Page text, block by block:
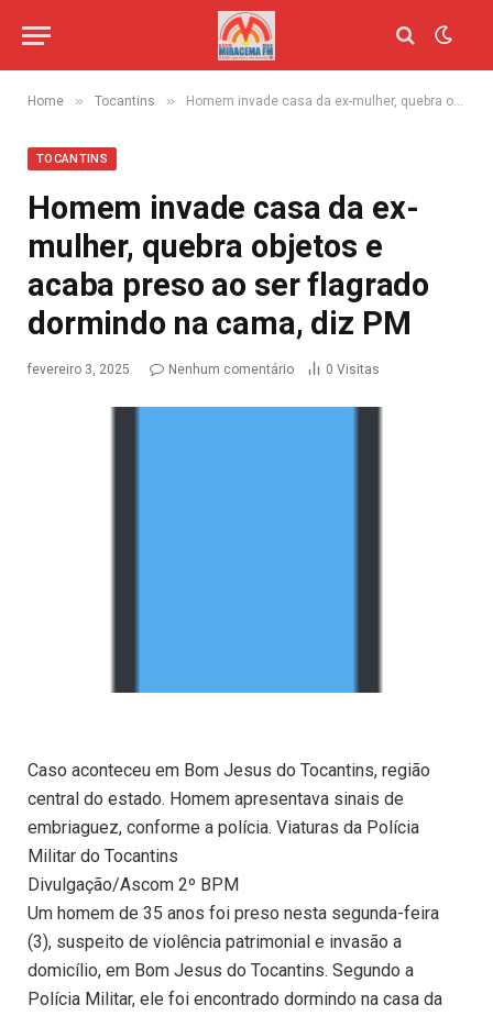
Home » Tocantins » Homem invade casa da ex-mulher, quebra objetos e acaba preso ao ser flagrado dormindo na cama, diz PM
TOCANTINS
Homem invade casa da ex-
mulher, quebra objetos e
acaba preso ao ser flagrado
dormindo na cama, diz PM
fevereiro 3, 2025 Nenhum comentário 0 Visitas
Caso aconteceu em Bom Jesus do Tocantins, região
central do estado. Homem apresentava sinais de
embriaguez, conforme a polícia. Viaturas da Polícia
Militar do Tocantins
Divulgação/Ascom 2º BPM
Um homem de 35 anos foi preso nesta segunda-feira
(3), suspeito de violência patrimonial e invasão a
domicílio, em Bom Jesus do Tocantins. Segundo a
Polícia Militar, ele foi encontrado dormindo na casa da